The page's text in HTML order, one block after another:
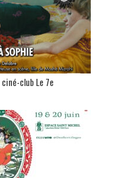
ciné-club Le 7e